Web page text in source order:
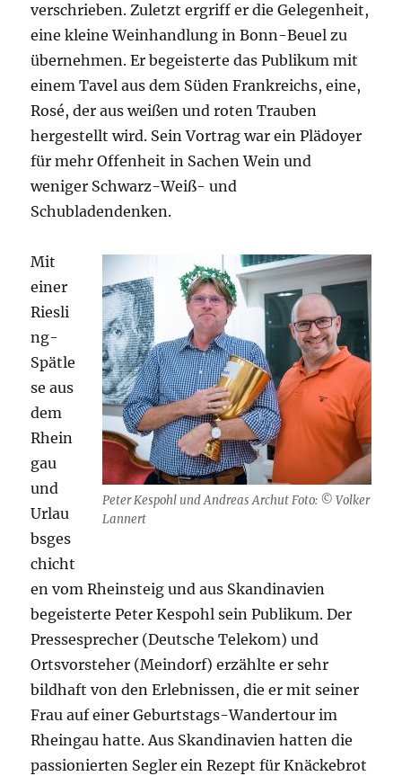
verschrieben. Zuletzt ergriff er die Gelegenheit,
eine kleine Weinhandlung in Bonn-Beuel zu
übernehmen. Er begeisterte das Publikum mit
einem Tavel aus dem Süden Frankreichs, eine,
Rosé, der aus weißen und roten Trauben
hergestellt wird. Sein Vortrag war ein Plädoyer
für mehr Offenheit in Sachen Wein und
weniger Schwarz-Weiß- und
Schubladendenken.
Peter Kespohl und Andreas Archut Foto: © Volker
Lannert
Mit
einer
Riesli
ng-
Spätle
se aus
dem
Rhein
gau
und
Urlau
bsges
chicht
en vom Rheinsteig und aus Skandinavien
begeisterte Peter Kespohl sein Publikum. Der
Pressesprecher (Deutsche Telekom) und
Ortsvorsteher (Meindorf) erzählte er sehr
bildhaft von den Erlebnissen, die er mit seiner
Frau auf einer Geburtstags-Wandertour im
Rheingau hatte. Aus Skandinavien hatten die
passionierten Segler ein Rezept für Knäckebrot